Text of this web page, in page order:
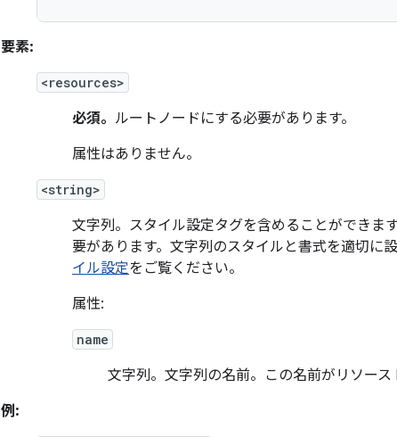
要素:
<resources>
必須。 ルートノードにする必要があります。
属性はありません。
<string>
文字列。スタイル設定タグを含めることができま
要があります。文字列のスタイルと書式を適切に
イル設定をご覧ください。
属性:
name
文字列。文字列の名前。この名前がリソース
例: